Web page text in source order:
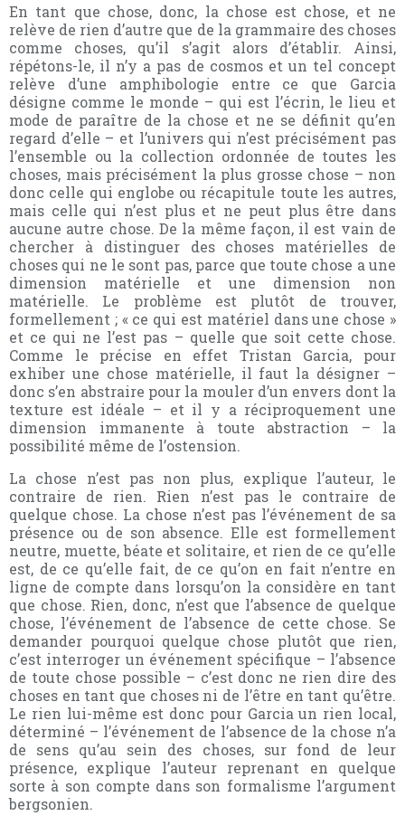
En tant que chose, donc, la chose est chose, et ne
relève de rien d’autre que de la grammaire des choses
comme choses, qu’il s’agit alors d’établir. Ainsi,
répétons-le, il n’y a pas de cosmos et un tel concept
relève d’une amphibologie entre ce que Garcia
désigne comme le monde – qui est l’écrin, le lieu et
mode de paraître de la chose et ne se définit qu’en
regard d’elle – et l’univers qui n’est précisément pas
l’ensemble ou la collection ordonnée de toutes les
choses, mais précisément la plus grosse chose – non
donc celle qui englobe ou récapitule toute les autres,
mais celle qui n’est plus et ne peut plus être dans
aucune autre chose. De la même façon, il est vain de
chercher à distinguer des choses matérielles de
choses qui ne le sont pas, parce que toute chose a une
dimension matérielle et une dimension non
matérielle. Le problème est plutôt de trouver,
formellement ; « ce qui est matériel dans une chose »
et ce qui ne l’est pas – quelle que soit cette chose.
Comme le précise en effet Tristan Garcia, pour
exhiber une chose matérielle, il faut la désigner –
donc s’en abstraire pour la mouler d’un envers dont la
texture est idéale – et il y a réciproquement une
dimension immanente à toute abstraction – la
possibilité même de l’ostension.
La chose n’est pas non plus, explique l’auteur, le
contraire de rien. Rien n’est pas le contraire de
quelque chose. La chose n’est pas l’événement de sa
présence ou de son absence. Elle est formellement
neutre, muette, béate et solitaire, et rien de ce qu’elle
est, de ce qu’elle fait, de ce qu’on en fait n’entre en
ligne de compte dans lorsqu’on la considère en tant
que chose. Rien, donc, n’est que l’absence de quelque
chose, l’événement de l’absence de cette chose. Se
demander pourquoi quelque chose plutôt que rien,
c’est interroger un événement spécifique – l’absence
de toute chose possible – c’est donc ne rien dire des
choses en tant que choses ni de l’être en tant qu’être.
Le rien lui-même est donc pour Garcia un rien local,
déterminé – l’événement de l’absence de la chose n’a
de sens qu’au sein des choses, sur fond de leur
présence, explique l’auteur reprenant en quelque
sorte à son compte dans son formalisme l’argument
bergsonien.